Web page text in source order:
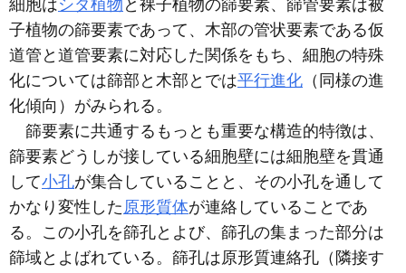
細胞はシダ植物 と裸子植物の篩要素、篩管要素は被
子植物の篩要素であって、木部の管状要素である仮
道管と道管要素に対応した関係をもち、細胞の特殊
化については篩部と木部とでは平行進化 （同様の進
化傾向）がみられる。
篩要素に共通するもっとも重要な構造的特徴は、
篩要素どうしが接している細胞壁には細胞壁を貫通
して小孔が集合していることと、その小孔を通して
かなり変性した 原形質体が連絡していることであ
る。この小孔を篩孔とよび、篩孔の集まった部分は
篩域とよばれている。篩孔は原形質連絡孔（隣接す